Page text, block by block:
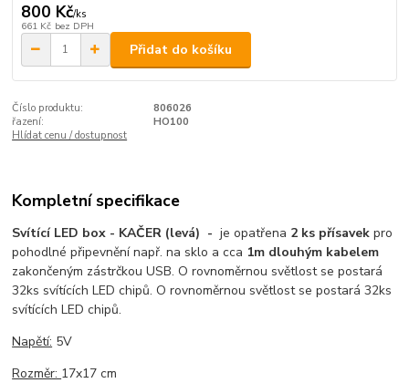
800 Kč/ks
661 Kč bez DPH
Přidat do košíku
Číslo produktu:
806026
řazení:
HO100
Hlídat cenu / dostupnost
Kompletní specifikace
Svítící LED box - KAČER (levá) - je opatřena 2 ks přísavek pro
pohodlné připevnění např. na sklo a cca 1m dlouhým kabelem
zakončeným zástrčkou USB. O rovnoměrnou světlost se postará
32ks svítících LED chipů. O rovnoměrnou světlost se postará 32ks
svítících LED chipů.
Napětí: 5V
Rozměr: 17x17 cm